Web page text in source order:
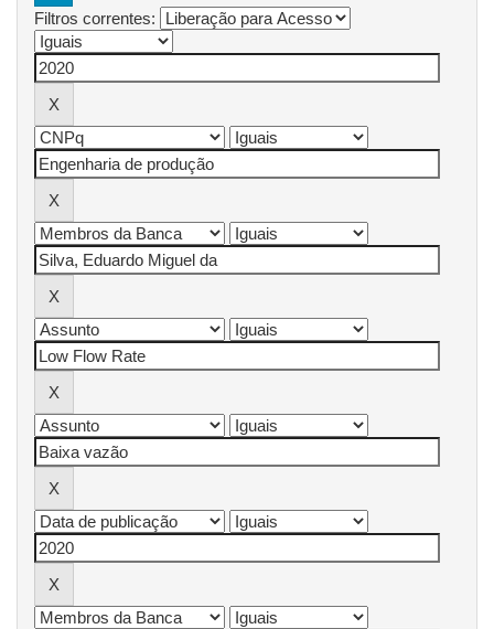
Filtros correntes: